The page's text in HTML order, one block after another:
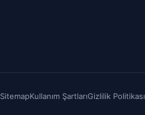
SitemapKullanım ŞartlarıGizlilik Politikası